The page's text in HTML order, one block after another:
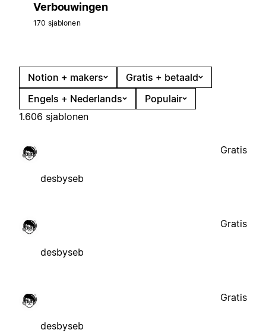
Verbouwingen
170 sjablonen
Notion + makers
Gratis + betaald
Engels + Nederlands
Populair
1.606 sjablonen
desbyseb
Gratis
desbyseb
Gratis
desbyseb
Gratis